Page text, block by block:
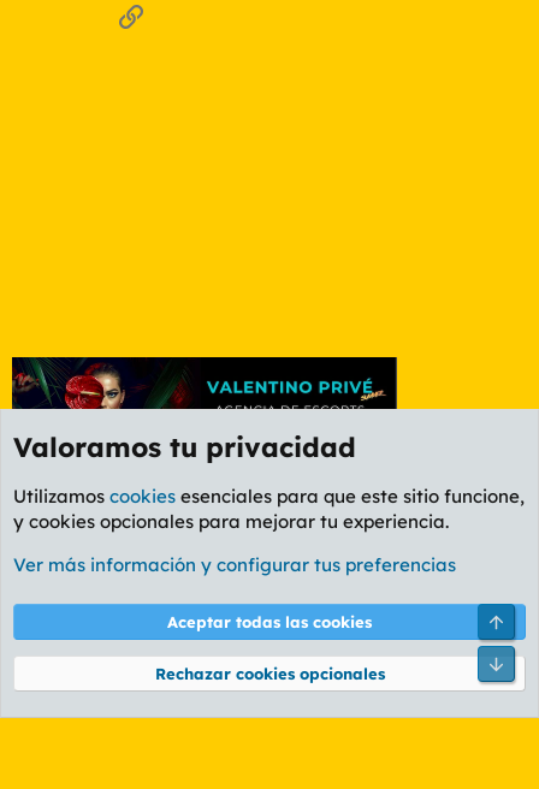
Enlace
Foro General
Cookies
PL OLDSTYLE AMARILLO
Términos y reglas Política de privacidad Ayuda
Community platform by XenForo® © 2010-2026 XenForo Ltd.
Valoramos tu privacidad
Utilizamos cookies esenciales para que este sitio funcione,
y cookies opcionales para mejorar tu experiencia.
Ver más información y configurar tus preferencias
Aceptar todas las cookies
Rechazar cookies opcionales
Pie